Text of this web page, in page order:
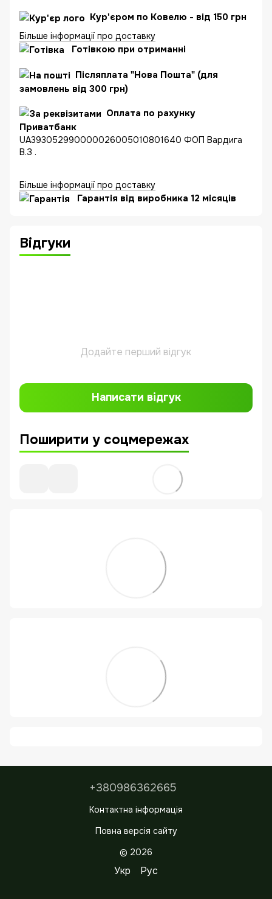
Кур'єром по Ковелю - від 150 грн
Більше інформації про доставку
Готівкою при отриманні
Післяплата "Нова Пошта" (для
замовлень від 300 грн)
Оплата по рахунку
Приватбанк
UA393052990000026005010801640 ФОП Вардига
В.З .
Більше інформації про доставку
Гарантія від виробника 12 місяців
Відгуки
Додайте перший відгук
Написати відгук
Поширити у соцмережах
+380986362665
Контактна інформація
Повна версія сайту
© 2026
Укр Рус